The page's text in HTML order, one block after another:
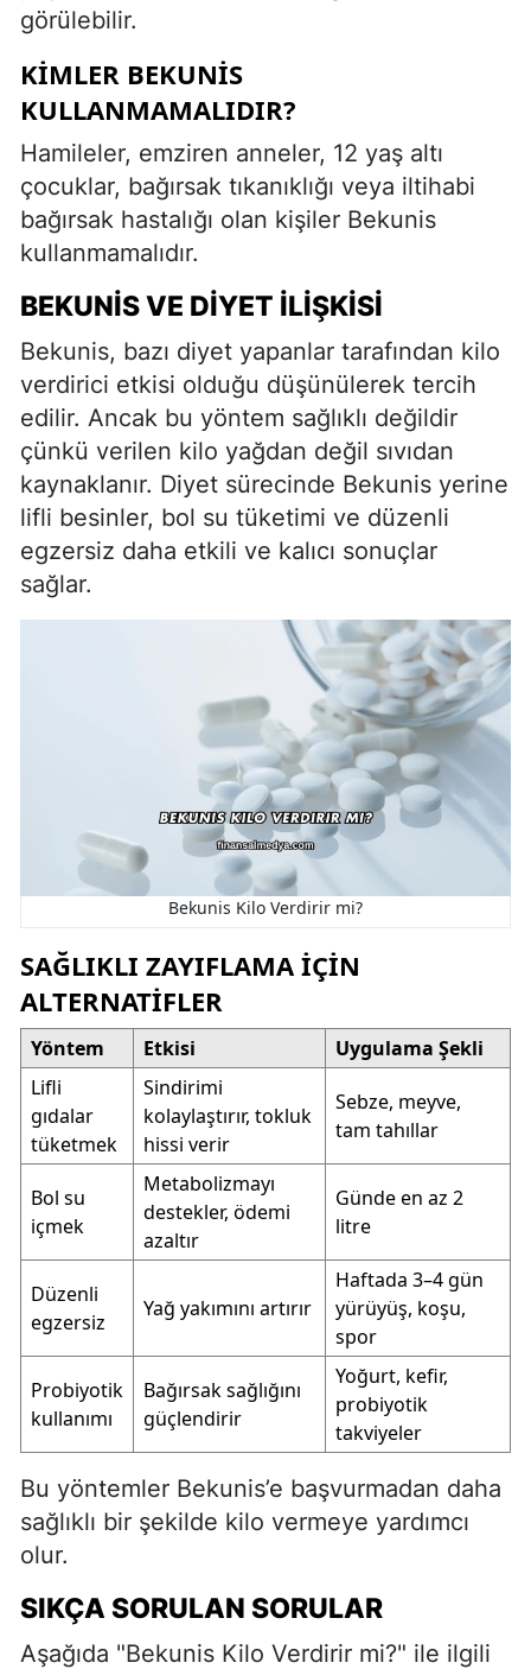
görülebilir.
KIMLER BEKUNIS
KULLANMAMALIDIR?
Hamileler, emziren anneler, 12 yaş altı
çocuklar, bağırsak tıkanıklığı veya iltihabi
bağırsak hastalığı olan kişiler Bekunis
kullanmamalıdır.
BEKUNIS VE DIYET İLIŞKISI
Bekunis, bazı diyet yapanlar tarafından kilo
verdirici etkisi olduğu düşünülerek tercih
edilir. Ancak bu yöntem sağlıklı değildir
çünkü verilen kilo yağdan değil sıvıdan
kaynaklanır. Diyet sürecinde Bekunis yerine
lifli besinler, bol su tüketimi ve düzenli
egzersiz daha etkili ve kalıcı sonuçlar
sağlar.
Bekunis Kilo Verdirir mi?
SAĞLIKLI ZAYIFLAMA İÇIN
ALTERNATIFLER
Yöntem Etkisi
Uygulama Şekli
Lifli
gıdalar
tüketmek
Sindirimi
kolaylaştırır, tokluk
hissi verir
Sebze, meyve,
tam tahıllar
Bol su
içmek
Metabolizmayı
destekler, ödemi
azaltır
Günde en az 2
litre
Düzenli
egzersiz
Yağ yakımını artırır
Haftada 3–4 gün
yürüyüş, koşu,
spor
Probiyotik
kullanımı
Bağırsak sağlığını
güçlendirir
Yoğurt, kefir,
probiyotik
takviyeler
Bu yöntemler Bekunis’e başvurmadan daha
sağlıklı bir şekilde kilo vermeye yardımcı
olur.
SIKÇA SORULAN SORULAR
Aşağıda "Bekunis Kilo Verdirir mi?" ile ilgili